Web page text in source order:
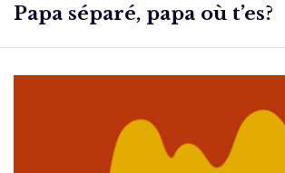
Papa séparé, papa où t’es?